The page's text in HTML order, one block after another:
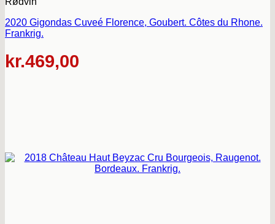
2020 Gigondas Cuveé Florence, Goubert. Côtes du Rhone.
Frankrig.
kr.469,00